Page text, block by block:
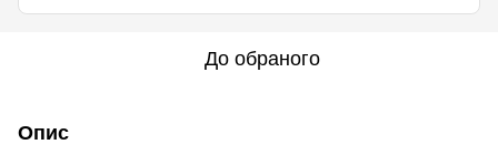
До обраного
Опис